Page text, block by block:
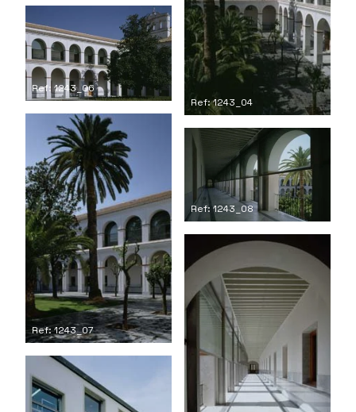
Ref: 1243_04
Ref: 1243_06
Ref: 1243_07
Ref: 1243_08